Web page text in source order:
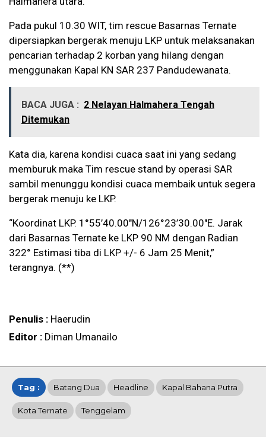
Pada pukul 10.30 WIT, tim rescue Basarnas Ternate
dipersiapkan bergerak menuju LKP untuk melaksanakan
pencarian terhadap 2 korban yang hilang dengan
menggunakan Kapal KN SAR 237 Pandudewanata.
BACA JUGA : 2 Nelayan Halmahera Tengah
Ditemukan
Kata dia, karena kondisi cuaca saat ini yang sedang
memburuk maka Tim rescue stand by operasi SAR
sambil menunggu kondisi cuaca membaik untuk segera
bergerak menuju ke LKP.
“Koordinat LKP. 1°55’40.00″N/126°23’30.00″E. Jarak
dari Basarnas Ternate ke LKP 90 NM dengan Radian
322° Estimasi tiba di LKP +/- 6 Jam 25 Menit,”
terangnya. (**)
Penulis : Haerudin
Editor : Diman Umanailo
Tag : Batang Dua Headline Kapal Bahana Putra
Kota Ternate Tenggelam